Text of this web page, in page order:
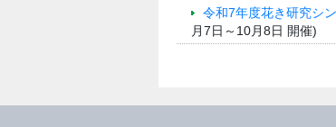
令和7年度花き研究シ
月7日～10月8日 開催)